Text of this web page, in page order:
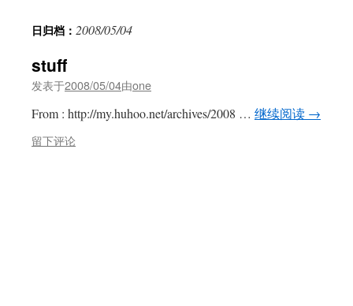
日归档： 2008/05/04
stuff
发表于2008/05/04由one
From : http://my.huhoo.net/archives/2008 … 继续阅读 →
留下评论